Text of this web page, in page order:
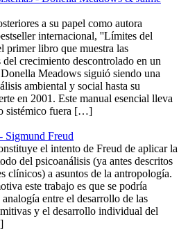
a su papel como autora
internacional, ''Límites del
primer libro que muestra las
del crecimiento descontrolado en un
Meadows siguió siendo una
ambiental y social hasta su
en 2001. Este manual esencial lleva
sistémico fuera […]
Sigmund Freud
el intento de Freud de aplicar la
del psicoanálisis (ya antes descritos
clínicos) a asuntos de la antropología.
este trabajo es que se podría
analogía entre el desarrollo de las
y el desarrollo individual del